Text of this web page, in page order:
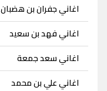
اغاني جفران بن هضبان
اغاني فهد بن سعيد
اغاني سعد جمعة
اغاني علي بن محمد